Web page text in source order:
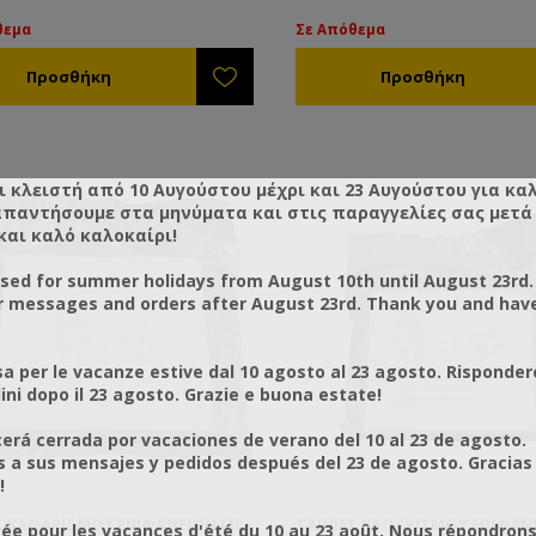
Σε Απόθεμα
ΚΑΘΑΡΙΣΜΟΎ ΕΠΙΦΑΝΕΊΩΝ ΜΕ
ΤΑΙΝΊΕΣ ΚΑΘΑΡΙΣΜΟΎ
κλειστή από 10 Αυγούστου μέχρι και 23 Αυγούστου για
στα μηνύματα και στις παραγγελίες σας μετά
καλό καλοκαίρι!
for summer holidays from August 10th until August
messages and orders after August 23rd. Thank you and
per le vacanze estive dal 10 agosto al 23 agosto.
dopo il 23 agosto. Grazie e buona estate!
cerrada por vacaciones de verano del 10 al 23 de agosto.
a sus mensajes y pedidos después del 23 de agosto.
pour les vacances d'été du 10 au 23 août. Nous